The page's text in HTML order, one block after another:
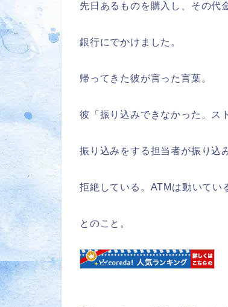
先日あるものを購入し、その代
銀行にでかけました。
帰ってきた彼が言った言葉。
彼「振り込みできなかった。ス
振り込みをする担当者が振り込
拒絶している。ATMは動いてい
とのこと。